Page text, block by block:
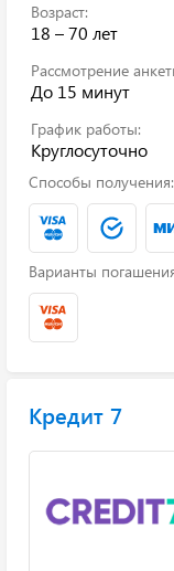
Возраст:
18 – 70 лет
Рассмотрение
До 15 минут
График работы:
Круглосуточно
Способы получения:
Варианты
Кредит 7